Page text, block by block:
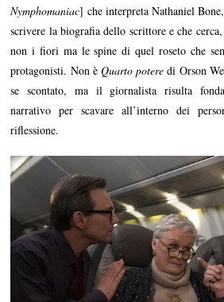
Nymphomaniac] che interpreta Nathaniel
scrivere la biografia dello scrittore e che
non i fiori ma le spine di quel roseto che
protagonisti. Non è Quarto poteredi Orson
se scontato, ma il giornalista risulta
narrativo per scavare all’interno dei
riflessione.